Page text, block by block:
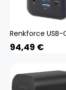
94,49 €